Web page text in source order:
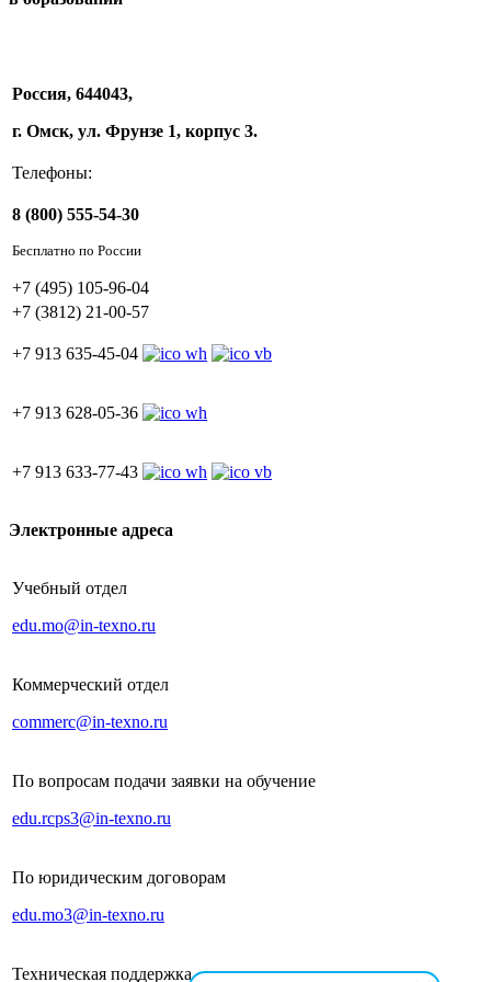
Россия, 644043,
г. Омск, ул. Фрунзе 1, корпус 3.
Телефоны:
8 (800) 555-54-30
Бесплатно по России
+7 (495) 105-96-04
+7 (3812) 21-00-57
+7 913 635-45-04
+7 913 628-05-36
+7 913 633-77-43
Электронные адреса
Учебный отдел
edu.mo@in-texno.ru
Коммерческий отдел
commerc@in-texno.ru
По вопросам подачи заявки на обучение
edu.rcps3@in-texno.ru
По юридическим договорам
edu.mo3@in-texno.ru
Техническая поддержка